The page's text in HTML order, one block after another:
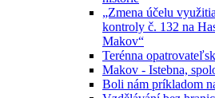
„Zmena účelu
kontroly č. 132 na
Makov“
Terénna
Makov - Istebna,
Boli nám príkladom